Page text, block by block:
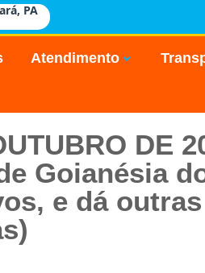
PA
Atendimento
DE
Goianésia
e dá outras